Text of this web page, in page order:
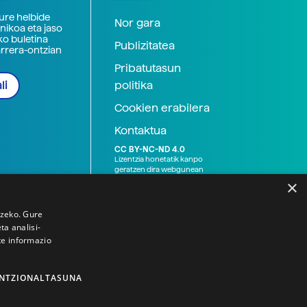
helbide
eta jaso
buletina
ontzian
Nor gara
Publizitatea
Pribatutasun
politika
Cookien erabilera
Kontaktua
CC BY-NC-ND 4.0
Lizentzia honetatik kanpo
geratzen dira webgunean
×
Gure
analisi-
informazio